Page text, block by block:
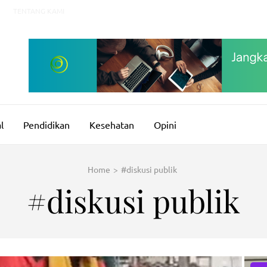
Pendidikan Kesehatan Opini
Home > #diskusi publik
#diskusi publik